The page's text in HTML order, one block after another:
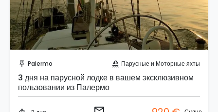
push_pin Palermo sailing Парусные и Моторные яхты
3 дня на парусной лодке в вашем эксклюзивном
пользовании из Палермо